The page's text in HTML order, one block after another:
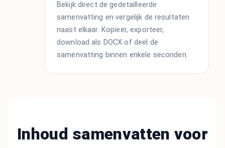
Bekijk direct de gedetailleerde
samenvatting en vergelijk de resultaten
naast elkaar. Kopieer, exporteer,
download als DOCX of deel de
samenvatting binnen enkele seconden.
Inhoud samenvatten voor